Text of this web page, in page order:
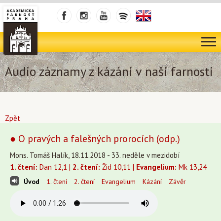
Audio záznamy z kázání v naší farnosti
Zpět
● O pravých a falešných prorocích (odp.)
Mons. Tomáš Halík, 18.11.2018 - 33. neděle v mezidobí
1. čtení: Dan 12,1 | 2. čtení: Žid 10,11 | Evangelium: Mk 13,24
Úvod 1. čtení 2. čtení Evangelium Kázání Závěr